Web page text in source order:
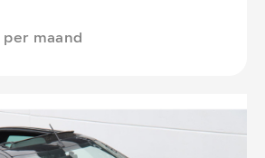
per maand